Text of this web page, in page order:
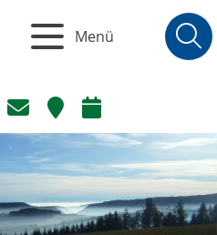
Menü